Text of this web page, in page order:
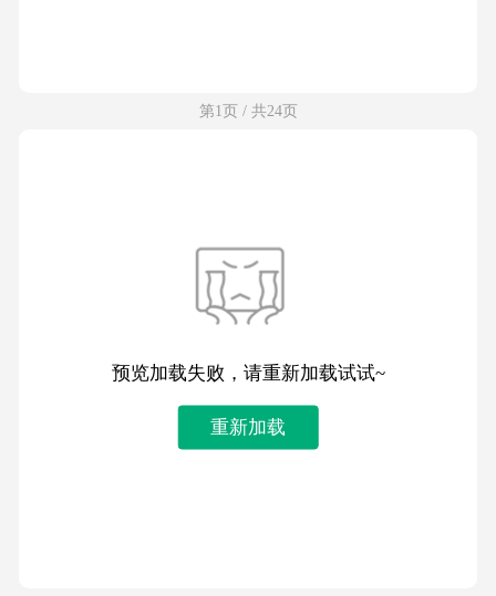
第1页 / 共24页
预览加载失败，请重新加载试试~
重新加载